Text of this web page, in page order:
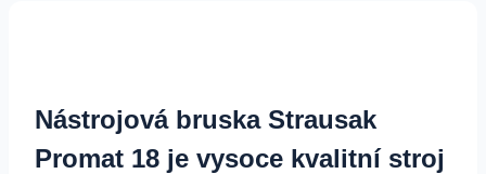
Nástrojová bruska Strausak
Promat 18 je vysoce kvalitní stroj